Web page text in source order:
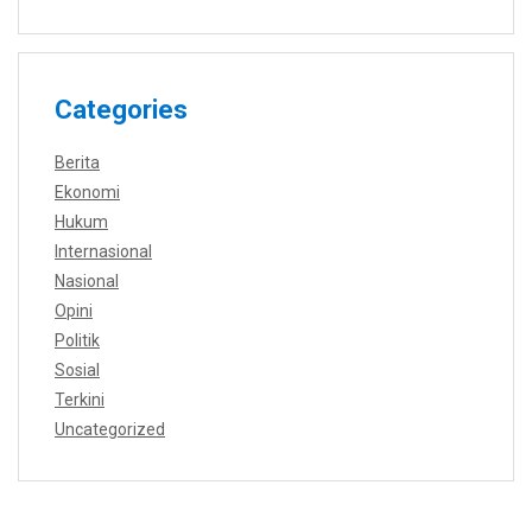
Categories
Berita
Ekonomi
Hukum
Internasional
Nasional
Opini
Politik
Sosial
Terkini
Uncategorized